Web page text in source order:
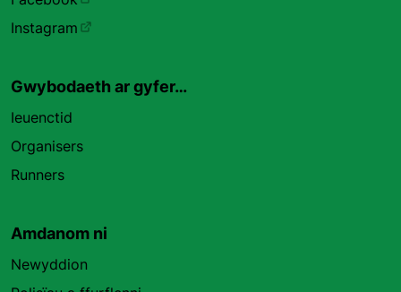
Instagram
Gwybodaeth ar gyfer…
Ieuenctid
Organisers
Runners
Amdanom ni
Newyddion